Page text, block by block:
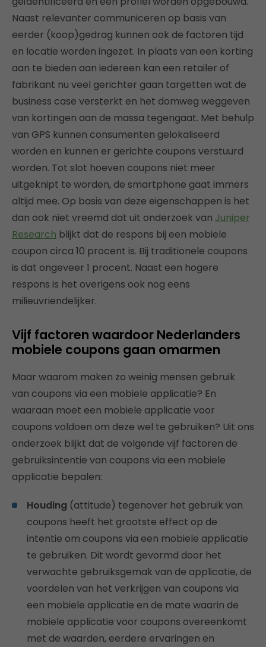
Naast relevanter communiceren op basis van
eerder (koop)gedrag kunnen ook de factoren tijd
en locatie worden ingezet. In plaats van een korting
aan te bieden aan iedereen kan een retailer of
fabrikant nu veel gerichter gaan targetten wat de
business case versterkt en het domweg weggeven
van kortingen aan de massa tegengaat. Met behulp
van GPS kunnen consumenten gelokaliseerd
worden en kunnen er gerichte coupons verstuurd
worden. Tot slot hoeven coupons niet meer
uitgeknipt te worden, de smartphone gaat immers
altijd mee. Op basis van deze eigenschappen is het
dan ook niet vreemd dat uit onderzoek van Juniper
Research blijkt dat de respons bij een mobiele
coupon circa 10 procent is. Bij traditionele coupons
is dat ongeveer 1 procent. Naast een hogere
respons is het overigens ook nog eens
milieuvriendelijker.
Vijf factoren waardoor Nederlanders
mobiele coupons gaan omarmen
Maar waarom maken zo weinig mensen gebruik
van coupons via een mobiele applicatie? En
waaraan moet een mobiele applicatie voor
coupons voldoen om deze wel te gebruiken? Uit ons
onderzoek blijkt dat de volgende vijf factoren de
gebruiksintentie van coupons via een mobiele
applicatie bepalen:
Houding (attitude) tegenover het gebruik van
coupons heeft het grootste effect op de
intentie om coupons via een mobiele applicatie
te gebruiken. Dit wordt gevormd door het
verwachte gebruiksgemak van de applicatie, de
voordelen van het verkrijgen van coupons via
een mobiele applicatie en de mate waarin de
mobiele applicatie voor coupons overeenkomt
met de waarden, eerdere ervaringen en